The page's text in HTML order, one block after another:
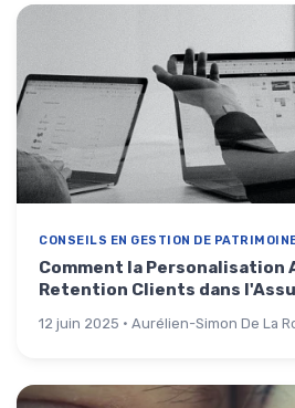
CONSEILS EN GESTION DE
Comment la Personalisation
Retention Clients dans
12 juin 2025 · Aurélien-Simon De La